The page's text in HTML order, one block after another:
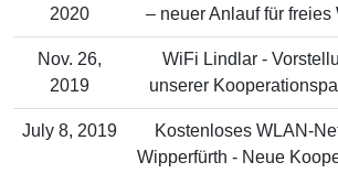
2020
– neuer Anlauf für freies
Nov. 26,
2019
WiFi Lindlar -
unserer
July 8, 2019
Kostenloses WLAN-
Wipperfürth - Neue